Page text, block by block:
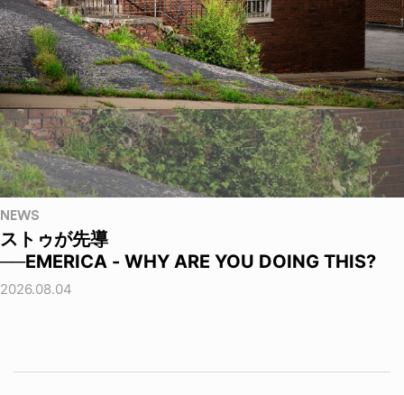
NEWS
ストゥが先導
──EMERICA - WHY ARE YOU DOING THIS?
2026.08.04